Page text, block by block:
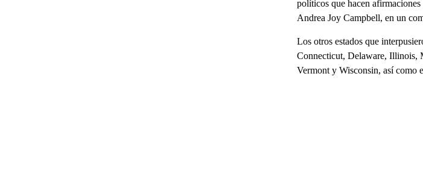
políticos que hacen
Andrea Joy Campbell, en un
Los otros estados que
Connecticut, Delaware, Illinois,
Vermont y Wisconsin, así como